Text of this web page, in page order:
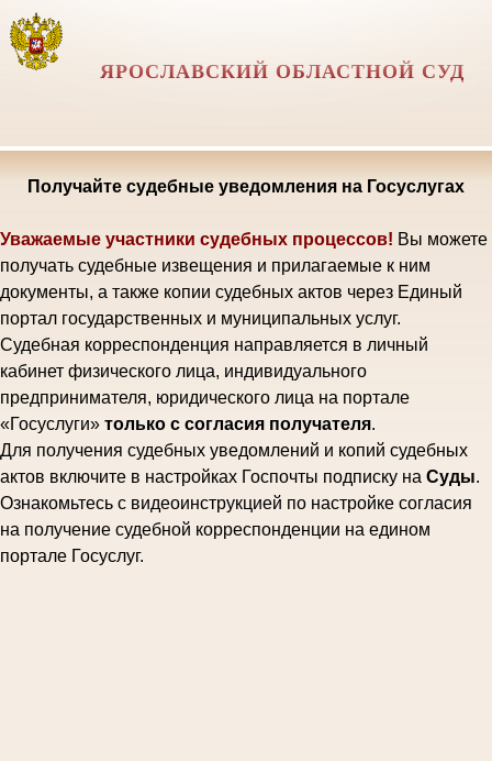
ЯРОСЛАВСКИЙ ОБЛАСТНОЙ СУД
Получайте судебные уведомления на Госуслугах
Уважаемые участники судебных процессов! Вы можете
получать судебные извещения и прилагаемые к ним
документы, а также копии судебных актов через Единый
портал государственных и муниципальных услуг.
Судебная корреспонденция направляется в личный
кабинет физического лица, индивидуального
предпринимателя, юридического лица на портале
«Госуслуги» только с согласия получателя.
Для получения судебных уведомлений и копий судебных
актов включите в настройках Госпочты подписку на Суды.
Ознакомьтесь с видеоинструкцией по настройке согласия
на получение судебной корреспонденции на едином
портале Госуслуг.